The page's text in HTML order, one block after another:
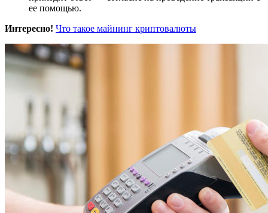
ее помощью.
Интересно! Что такое майнинг криптовалюты